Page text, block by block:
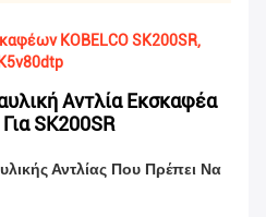
KOBELCO SK200SR,
Αντλία Εκσκαφέα
SK200SR
Αντλίας Που Πρέπει Να